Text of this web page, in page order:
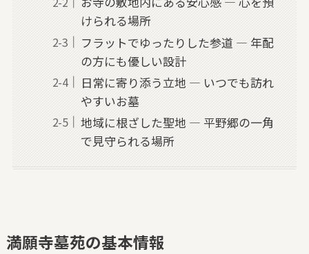
けられる場所
フラットでゆったりした参道 — 年配
の方にも優しい設計
日常に寄り添う立地 — いつでも訪れ
やすいお墓
地域に根ざした聖地 — 平野郷の一角
で見守られる場所
満願寺墓苑の基本情報